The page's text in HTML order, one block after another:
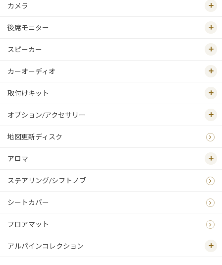
カメラ
後席モニター
スピーカー
カーオーディオ
取付けキット
オプション/アクセサリー
地図更新ディスク
アロマ
ステアリング/シフトノブ
シートカバー
フロアマット
アルパインコレクション